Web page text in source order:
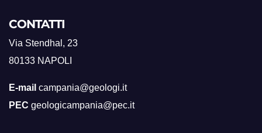
CONTATTI
Via Stendhal, 23
80133 NAPOLI
E-mail campania@geologi.it
PEC geologicampania@pec.it